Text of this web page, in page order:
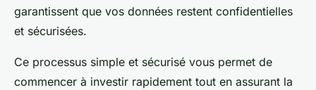
garantissent que vos données restent confidentielles
et sécurisées.
Ce processus simple et sécurisé vous permet de
commencer à investir rapidement tout en assurant la